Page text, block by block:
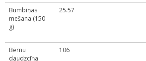
Bumbiņas
mešana (150
g)
25.57
Bērnu
daudzcīņa
106